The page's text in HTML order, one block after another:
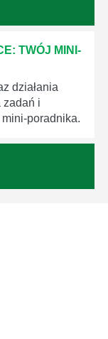
TWÓJ MINI-
działania
zadań i
poradnika.